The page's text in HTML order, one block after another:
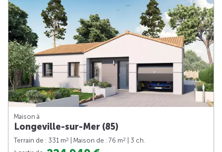
Maison à
Longeville-sur-Mer (85)
Terrain de : 331 m2 | Maison de : 76 m2
| 3 ch.